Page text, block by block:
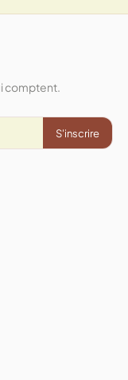
comptent.
S'inscrire